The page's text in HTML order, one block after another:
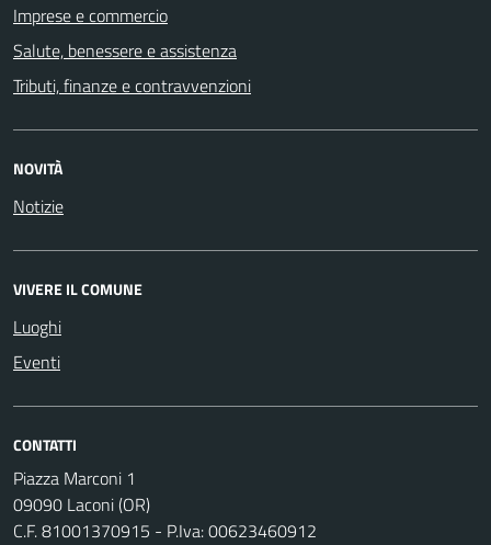
Imprese e commercio
Salute, benessere e assistenza
Tributi, finanze e contravvenzioni
NOVITÀ
Notizie
VIVERE IL COMUNE
Luoghi
Eventi
CONTATTI
Piazza Marconi 1
09090 Laconi (OR)
C.F. 81001370915 - P.Iva: 00623460912